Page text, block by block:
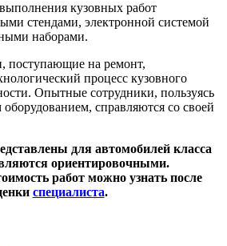
кузовных работ
стендами, электронной системой
наборами.
поступающие на ремонт,
процесс кузовного
Опытные сотрудники, пользуясь
справляются со своей
для автомобилей класса
ориентировочными.
работ можно узнать после
специалиста.